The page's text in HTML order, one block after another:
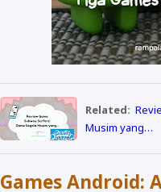
Related:
Musim yang…
Games Android: